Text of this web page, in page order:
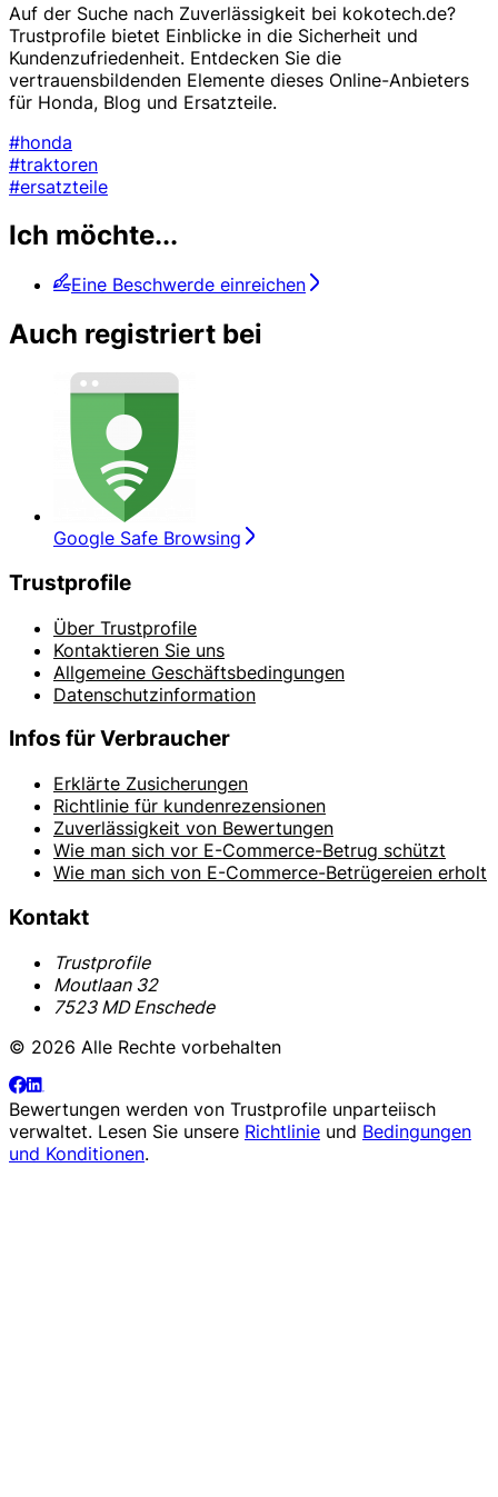
Auf der Suche nach Zuverlässigkeit bei kokotech.de?
Trustprofile bietet Einblicke in die Sicherheit und
Kundenzufriedenheit. Entdecken Sie die
vertrauensbildenden Elemente dieses Online-Anbieters
für Honda, Blog und Ersatzteile.
#honda
#traktoren
#ersatzteile
Ich möchte...
Eine Beschwerde einreichen
Auch registriert bei
Google Safe Browsing
Trustprofile
Über Trustprofile
Kontaktieren Sie uns
Allgemeine Geschäftsbedingungen
Datenschutzinformation
Infos für Verbraucher
Erklärte Zusicherungen
Richtlinie für kundenrezensionen
Zuverlässigkeit von Bewertungen
Wie man sich vor E-Commerce-Betrug schützt
Wie man sich von E-Commerce-Betrügereien erholt
Kontakt
Trustprofile
Moutlaan 32
7523 MD Enschede
© 2026 Alle Rechte vorbehalten
Bewertungen werden von Trustprofile unparteiisch
verwaltet. Lesen Sie unsere Richtlinie und Bedingungen
und Konditionen.